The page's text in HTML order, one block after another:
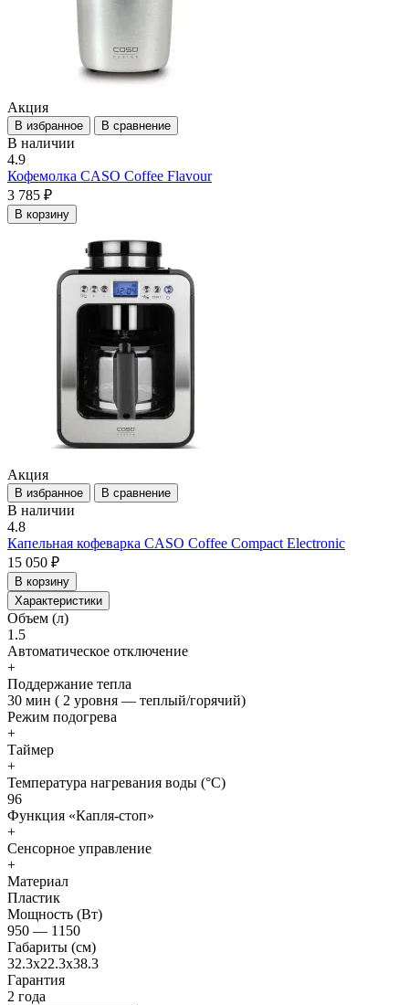
Акция
В избранное В сравнение
В наличии
4.9
Кофемолка CASO Coffee Flavour
3 785 ₽
В корзину
Акция
В избранное В сравнение
В наличии
4.8
Капельная кофеварка CASO Coffee Compact Electronic
15 050 ₽
В корзину
Характеристики
Объем (л)
1.5
Автоматическое отключение
+
Поддержание тепла
30 мин ( 2 уровня — теплый/горячий)
Режим подогрева
+
Таймер
+
Температура нагревания воды (°C)
96
Функция «Капля-стоп»
+
Сенсорное управление
+
Материал
Пластик
Мощность (Вт)
950 — 1150
Габариты (см)
32.3x22.3x38.3
Гарантия
2 года